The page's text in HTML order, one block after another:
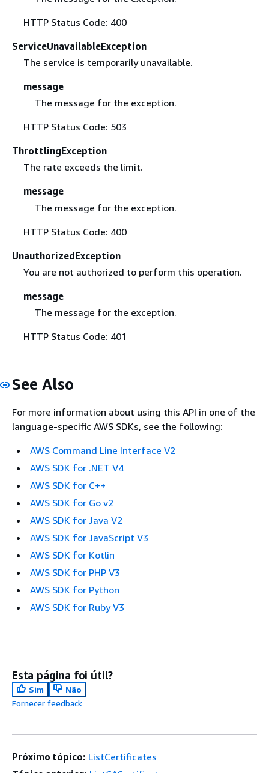
HTTP Status Code: 400
ServiceUnavailableException
The service is temporarily unavailable.
message
The message for the exception.
HTTP Status Code: 503
ThrottlingException
The rate exceeds the limit.
message
The message for the exception.
HTTP Status Code: 400
UnauthorizedException
You are not authorized to perform this operation.
message
The message for the exception.
HTTP Status Code: 401
See Also
For more information about using this API in one of the
language-specific AWS SDKs, see the following:
AWS Command Line Interface V2
AWS SDK for .NET V4
AWS SDK for C++
AWS SDK for Go v2
AWS SDK for Java V2
AWS SDK for JavaScript V3
AWS SDK for Kotlin
AWS SDK for PHP V3
AWS SDK for Python
AWS SDK for Ruby V3
Esta página foi útil?
Sim
Não
Fornecer feedback
Próximo tópico: ListCertificates